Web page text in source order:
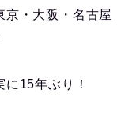
京・大阪・名古屋
15年ぶり！